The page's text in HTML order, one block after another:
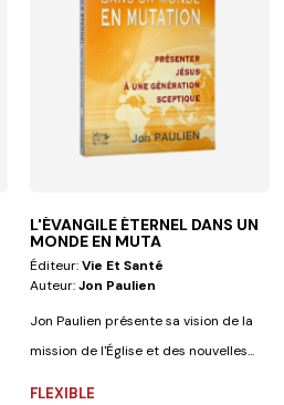
L'ÉVANGILE ÉTERNEL DANS UN
MONDE EN MUTA
Éditeur:Vie Et Santé
Auteur:Jon Paulien
Jon Paulien présente sa vision de la
mission de l'Église et des nouvelles...
FLEXIBLE